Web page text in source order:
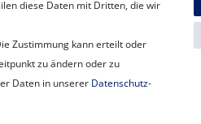
Unsere Mitarbeiter
Datenschutzerklärung
AGB
Impressum
diese Daten mit Dritten, die wir
Zustimmung kann erteilt oder
zu ändern oder zu
Daten in unserer Daten­schutz­